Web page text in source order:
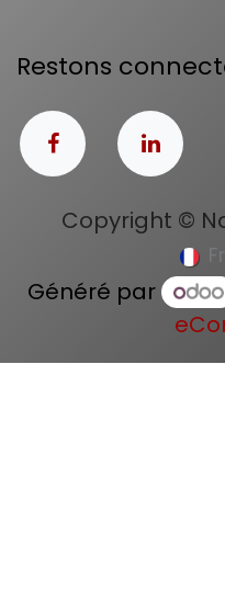
Restons
Copyright ©
Généré par